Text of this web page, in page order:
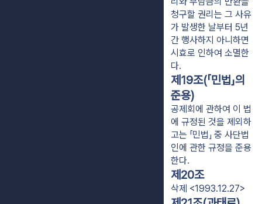
청구할 권리는 그 사유
가 발생한 날부터 5년
간 행사하지 아니하면
시효로 인하여 소멸한
다.
제19조(「민법」의
준용)
공제회에 관하여 이 법
에 규정된 것을 제외하
고는 「민법」 중 사단법
인에 관한 규정을 준용
한다.
제20조
삭제 <1993.12.27>